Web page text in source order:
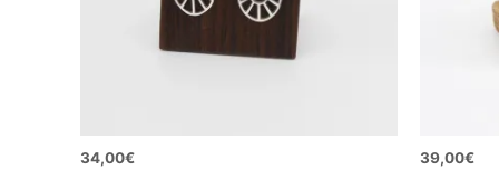
34,00€ 39,00€